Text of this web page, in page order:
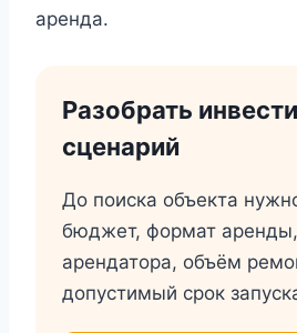
аренда.
Разобрать
сценарий
До поиска объекта
бюджет, формат
арендатора, объём
допустимый срок